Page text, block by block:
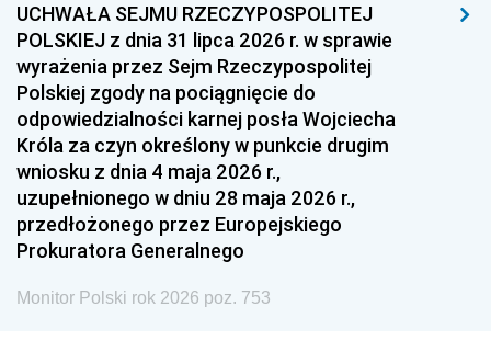
UCHWAŁA SEJMU RZECZYPOSPOLITEJ
POLSKIEJ z dnia 31 lipca 2026 r. w sprawie
wyrażenia przez Sejm Rzeczypospolitej
Polskiej zgody na pociągnięcie do
odpowiedzialności karnej posła Wojciecha
Króla za czyn określony w punkcie drugim
wniosku z dnia 4 maja 2026 r.,
uzupełnionego w dniu 28 maja 2026 r.,
przedłożonego przez Europejskiego
Prokuratora Generalnego
Monitor Polski rok 2026 poz. 753